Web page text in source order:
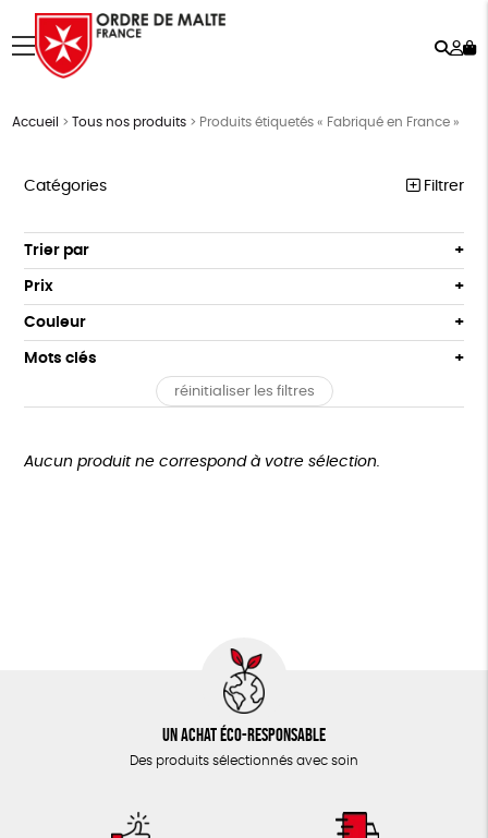
menu
Accueil >Tous nos produits > Produits étiquetés « Fabriqué en France »
Catégories Filtrer
NOTRE COLLECTION
ACCESSOIRES
MAISON
BIEN-ÊTRE
ÉPICERIE
Trier par
Par défaut
Popularité
Prix : du - cher au + cher
Prix : du + cher au - cher
Prix
Tous
0 € - 50 €
Plus de 200€
Couleur
Blanc Pur
violet
Mots clés
FSC Fabrication artisanale
réinitialiser les filtres
Aucun produit ne correspond à votre sélection.
Un achat éco-responsable
Des produits sélectionnés avec soin